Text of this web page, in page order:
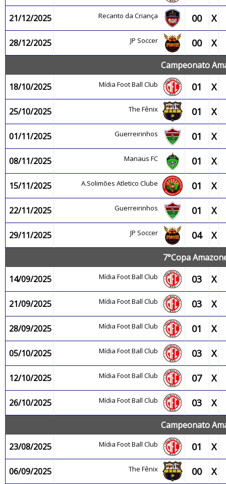
21/12/2025 Recanto da Criança 00 X
28/12/2025 JP Soccer 00 X
Campeonato
18/10/2025
Mídia Foot Ball Club 01 X
25/10/2025 The Fênix 01 X
01/11/2025 Guerreirinhos 01 X
08/11/2025 Manaus FC 01 X
15/11/2025 A.Solimões Atletico Clube 01 X
22/11/2025 Guerreirinhos 01 X
29/11/2025 JP Soccer 04 X
7°Copa
14/09/2025
Mídia Foot Ball Club 03 X
21/09/2025 Mídia Foot Ball Club 03 X
28/09/2025 Mídia Foot Ball Club 01 X
05/10/2025 Mídia Foot Ball Club 03 X
12/10/2025 Mídia Foot Ball Club 07 X
26/10/2025 Mídia Foot Ball Club 03 X
Campeonato
23/08/2025
Mídia Foot Ball Club 01 X
06/09/2025 The Fênix 00 X